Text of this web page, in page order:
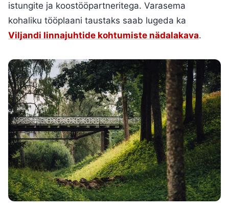
istungite ja koostööpartneritega. Varasema
kohaliku tööplaani taustaks saab lugeda ka
Viljandi linnajuhtide kohtumiste nädalakava.